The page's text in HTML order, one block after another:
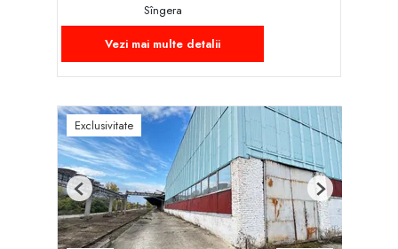
Sîngera
Vezi mai multe detalii
Exclusivitate
Previous Next